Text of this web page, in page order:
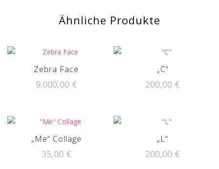
Ähnliche Produkte
Zebra Face
9.000,00 €
„C“
200,00 €
„Me“ Collage
35,00 €
„L“
200,00 €